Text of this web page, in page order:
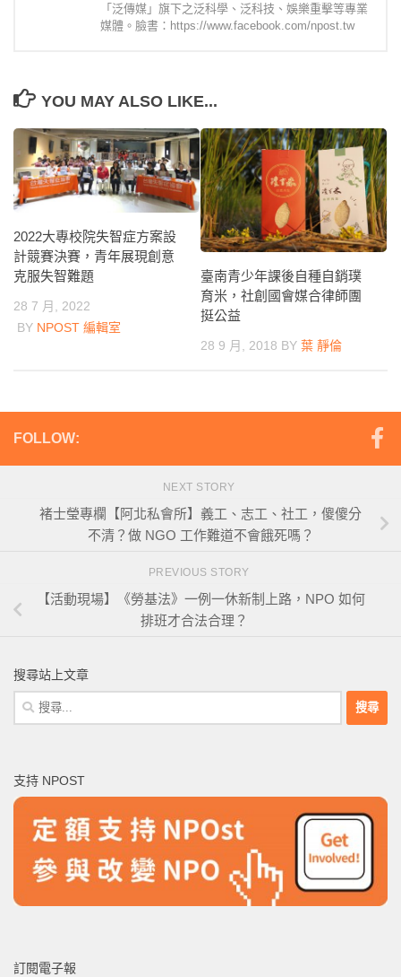
「泛傳媒」旗下之泛科學、泛科技、娛樂重擊等專業
媒體。臉書：https://www.facebook.com/npost.tw
YOU MAY ALSO LIKE...
2022大專校院失智症方案設
計競賽決賽，青年展現創意
克服失智難題
28 7 月, 2022
BY NPOST 編輯室
臺南青少年課後自種自銷璞
育米，社創國會媒合律師團
挺公益
28 9 月, 2018 BY 葉 靜倫
FOLLOW:
NEXT STORY
褚士瑩專欄【阿北私會所】義工、志工、社工，傻傻分
不清？做 NGO 工作難道不會餓死嗎？
PREVIOUS STORY
【活動現場】《勞基法》一例一休新制上路，NPO 如何
排班才合法合理？
搜尋站上文章
搜
尋
字:
支持 NPOST
訂閱電子報